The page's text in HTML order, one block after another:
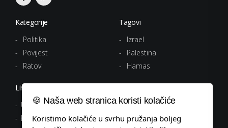
Kategorije
Politika
Povijest
Ratovi
Tagovi
Izrael
Palestina
Hamas
Linkovi
Uvjeti korištenja
Politika privatnosti
🍪 Naša web stranica koristi kolačiće
Koristimo kolačiće u svrhu pružanja boljeg